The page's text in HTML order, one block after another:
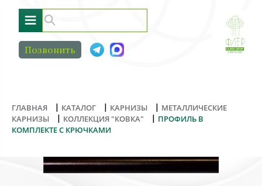
≡
Позвонить
ГЛАВНАЯ | КАТАЛОГ | КАРНИЗЫ | МЕТАЛЛИЧЕСКИЕ
КАРНИЗЫ
| КОЛЛЕКЦИЯ "КОВКА" | ПРОФИЛЬ В
КОМПЛЕКТЕ С КРЮЧКАМИ